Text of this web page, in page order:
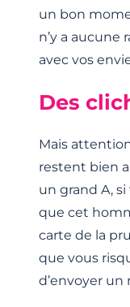
un bon
n’y a aucune
avec vos
Des
Mais
restent bien
un grand A,
que cet
carte de la
que vous
d’envoyer